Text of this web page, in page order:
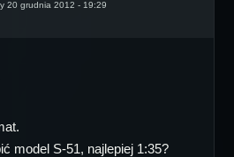
20 grudnia 2012 - 19:29
model S-51, najlepiej 1:35?